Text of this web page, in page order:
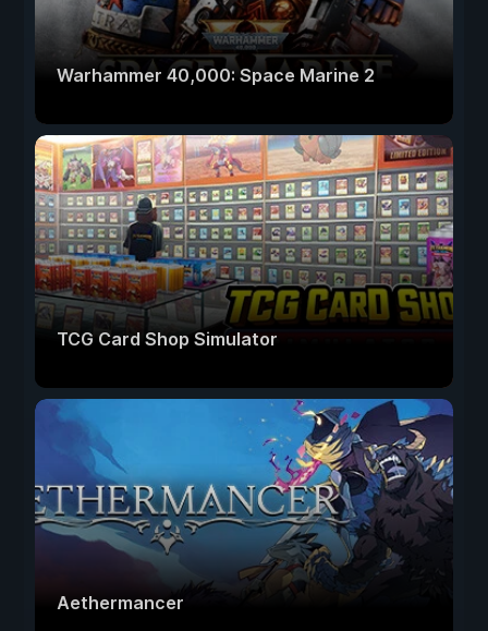
Warhammer 40,000: Space Marine 2
TCG Card Shop Simulator
Aethermancer